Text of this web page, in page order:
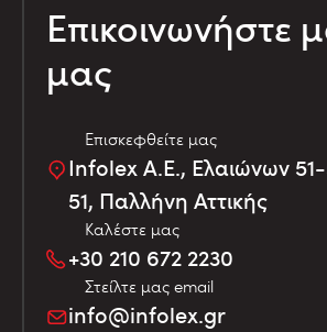
Επικοινωνήστε
μας
Επισκεφθείτε μας
Infolex Α.Ε., Ελαιώνων 51-
51, Παλλήνη Αττικής
Καλέστε μας
+30 210 672 2230
Στείλτε μας email
info@infolex.gr